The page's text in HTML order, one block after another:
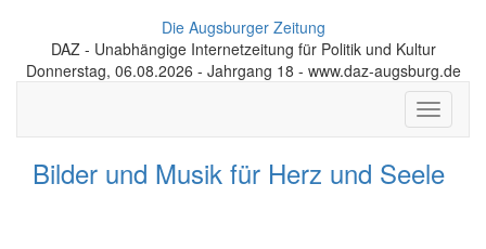
Die Augsburger Zeitung
DAZ - Unabhängige Internetzeitung für Politik und Kultur
Donnerstag, 06.08.2026 - Jahrgang 18 - www.daz-augsburg.de
Toggle
Bilder und Musik für Herz und Seele